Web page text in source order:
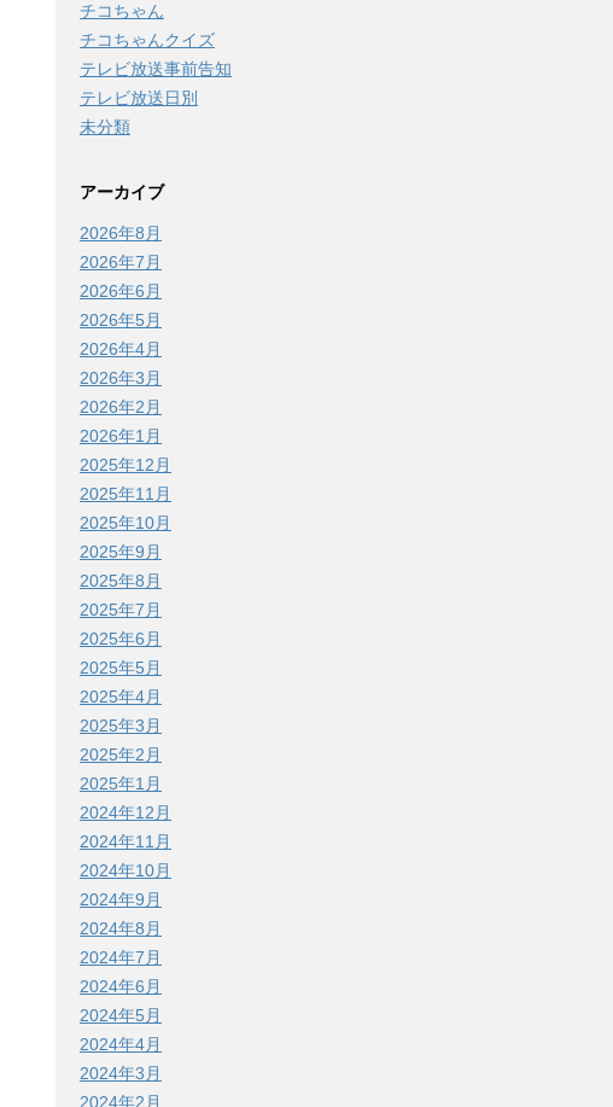
チコちゃん
チコちゃんクイズ
テレビ放送事前告知
テレビ放送日別
未分類
アーカイブ
2026年8月
2026年7月
2026年6月
2026年5月
2026年4月
2026年3月
2026年2月
2026年1月
2025年12月
2025年11月
2025年10月
2025年9月
2025年8月
2025年7月
2025年6月
2025年5月
2025年4月
2025年3月
2025年2月
2025年1月
2024年12月
2024年11月
2024年10月
2024年9月
2024年8月
2024年7月
2024年6月
2024年5月
2024年4月
2024年3月
2024年2月